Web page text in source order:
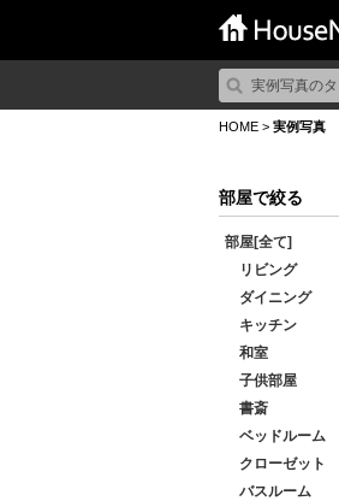
HOME > 実例写真
部屋で絞る
部屋[全て]
リビング
ダイニング
キッチン
和室
子供部屋
書斎
ベッドルーム
クローゼット
バスルーム